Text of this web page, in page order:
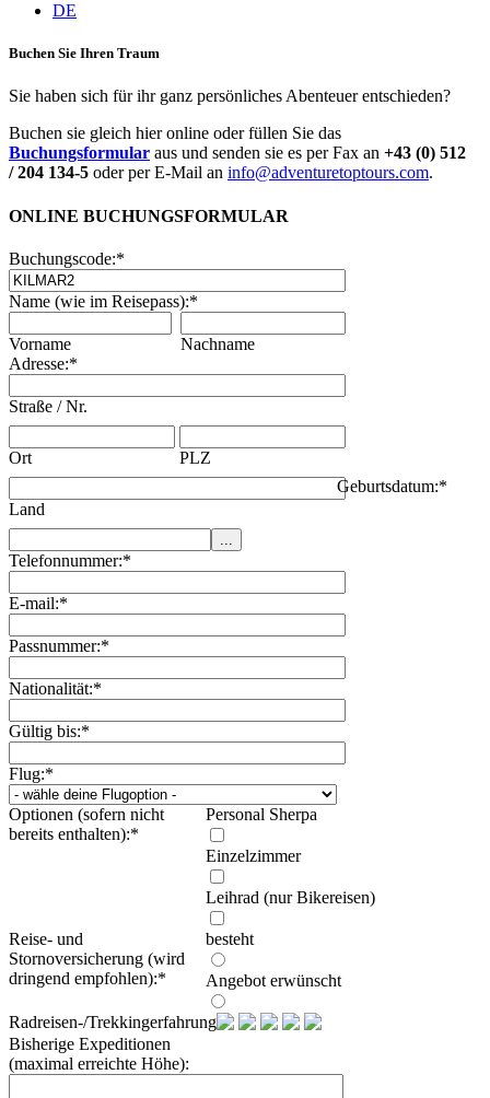
DE
Buchen Sie Ihren Traum
Sie haben sich für ihr ganz persönliches Abenteuer entschieden?
Buchen sie gleich hier online oder füllen Sie das
Buchungsformular aus und senden sie es per Fax an +43 (0) 512
/ 204 134-5 oder per E-Mail an info@adventuretoptours.com.
ONLINE BUCHUNGSFORMULAR
Buchungscode:*
Name (wie im Reisepass):*
Vorname
Nachname
Adresse:*
Straße / Nr.
Ort PLZ
Land
Geburtsdatum:*
Telefonnummer:*
E-mail:*
Passnummer:*
Nationalität:*
Gültig bis:*
Flug:*
Optionen (sofern nicht
bereits enthalten):*
Personal Sherpa
Einzelzimmer
Leihrad (nur Bikereisen)
Reise- und
Stornoversicherung (wird
dringend empfohlen):*
besteht
Angebot erwünscht
Radreisen-/Trekkingerfahrung:
Bisherige Expeditionen
(maximal erreichte Höhe):